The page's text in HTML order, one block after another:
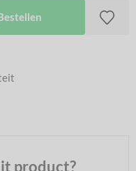
product?